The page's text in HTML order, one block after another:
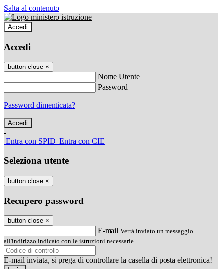
Salta al contenuto
Accedi
Accedi
button close ×
Nome Utente
Password
Password dimenticata?
-
Entra con SPID Entra con CIE
Seleziona utente
button close ×
Recupero password
button close ×
E-mail Verrà inviato un messaggio
all'indirizzo indicato con le istruzioni necessarie.
E-mail inviata, si prega di controllare la casella di posta elettronica!